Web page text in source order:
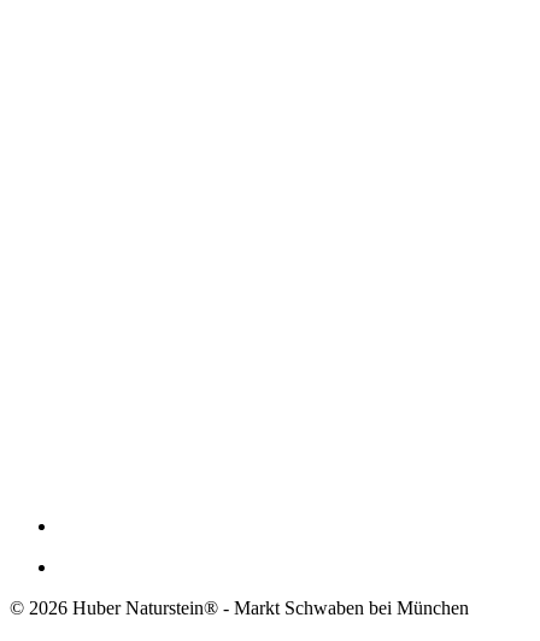
© 2026 Huber Naturstein® - Markt Schwaben bei München